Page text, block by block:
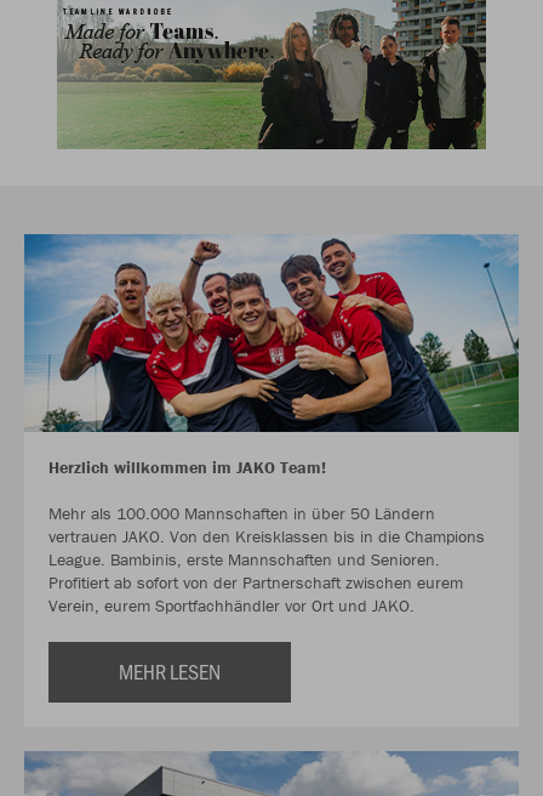
Herzlich willkommen im JAKO Team!
Mehr als 100.000 Mannschaften in über 50 Ländern
vertrauen JAKO. Von den Kreisklassen bis in die Champions
League. Bambinis, erste Mannschaften und Senioren.
Profitiert ab sofort von der Partnerschaft zwischen eurem
Verein, eurem Sportfachhändler vor Ort und JAKO.
MEHR LESEN